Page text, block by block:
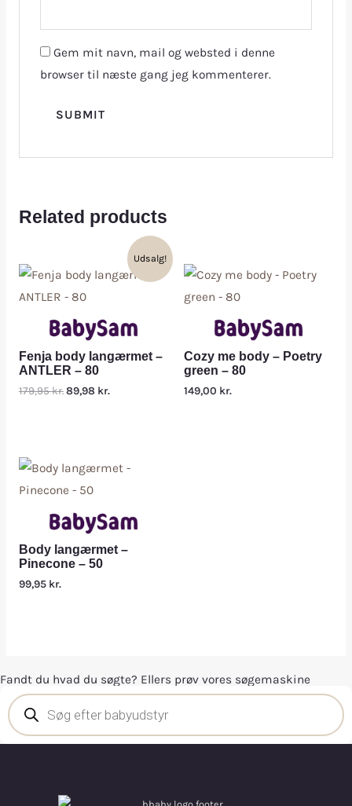
Gem mit navn, mail og websted i denne
browser til næste gang jeg kommenterer.
Related products
Udsalg!
Fenja body langærmet –
ANTLER – 80
179,95kr.89,98 kr.
Cozy me body – Poetry
green – 80
149,00 kr.
Body langærmet –
Pinecone – 50
99,95 kr.
Fandt du hvad du søgte? Ellers prøv vores søgemaskine